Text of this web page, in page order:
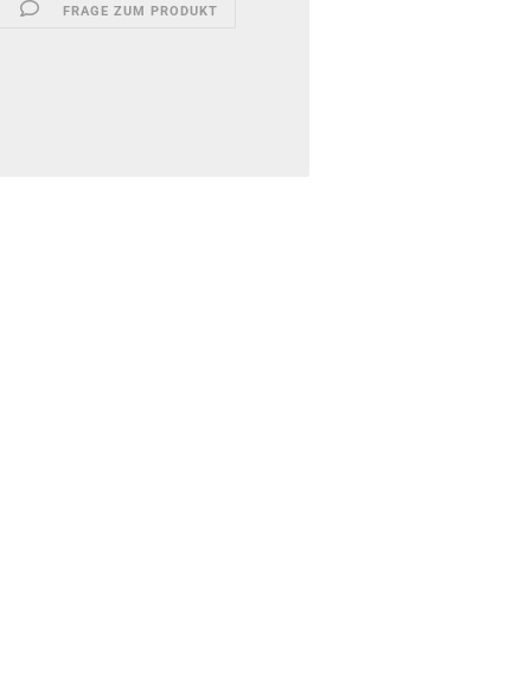
FRAGE ZUM PRODUKT